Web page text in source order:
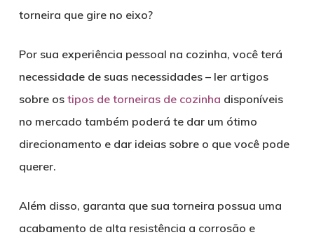
torneira que gire no eixo?
Por sua experiência pessoal na cozinha, você terá
necessidade de suas necessidades – ler artigos
sobre os tipos de torneiras de cozinha disponíveis
no mercado também poderá te dar um ótimo
direcionamento e dar ideias sobre o que você pode
querer.
Além disso, garanta que sua torneira possua uma
acabamento de alta resistência a corrosão e